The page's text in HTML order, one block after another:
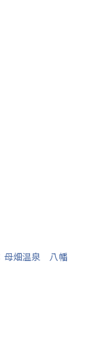
母畑温泉 八幡